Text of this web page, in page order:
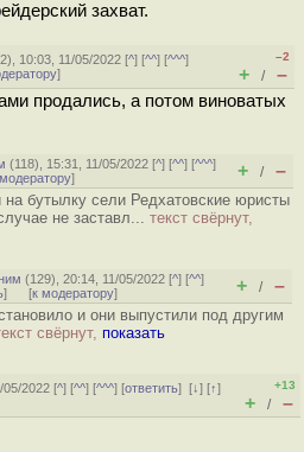
захват.
2), 10:03, 11/05/2022 [^] [^^] [^^^]
]
–2
+ / –
продались, а потом виноватых
(118), 15:31, 11/05/2022 [^] [^^] [^^^]
] + / –
бутылку сели Редхатовские юристы
не заставл... текст свёрнут,
(129), 20:14, 11/05/2022 [^] [^^]
] [к модератору] + / –
и они выпустили под другим
свёрнут, показать
05/2022 [^] [^^] [^^^] [ответить][↓] [↑]
+13
+ / –